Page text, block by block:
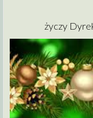
życzy